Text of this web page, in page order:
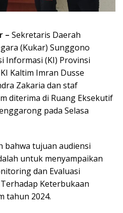
– Sekretaris Daerah
(Kukar) Sunggono
Informasi (KI) Provinsi
Kaltim Imran Dusse
Zakaria dan staf
diterima di Ruang Eksekutif
pada Selasa
bahwa tujuan audiensi
untuk menyampaikan
dan Evaluasi
Keterbukaan
tahun 2024.